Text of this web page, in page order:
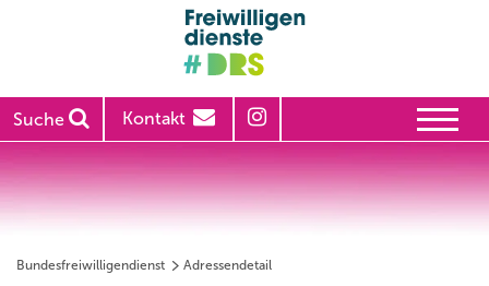
Suche Kontakt
Bundesfreiwilligendienst Adressendetail